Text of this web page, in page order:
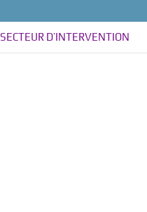
SECTEUR D’INTERVENTION